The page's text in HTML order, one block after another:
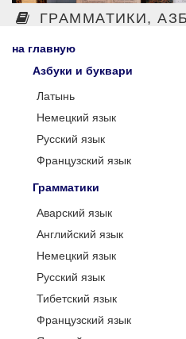
ГРАММАТИКИ,
на главную
Азбуки и буквари
Латынь
Немецкий язык
Русский язык
Французский язык
Грамматики
Аварский язык
Английский язык
Немецкий язык
Русский язык
Тибетский язык
Французский язык